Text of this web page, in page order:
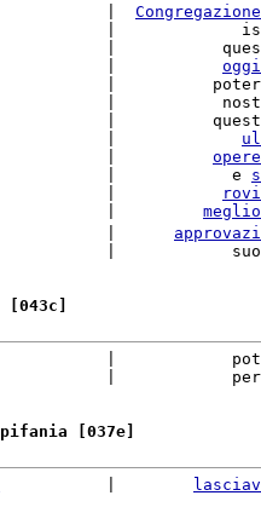
Congregazione
|
|
oggi
|
|
|
opere
|            e
meglio
|
|
|
[037e]